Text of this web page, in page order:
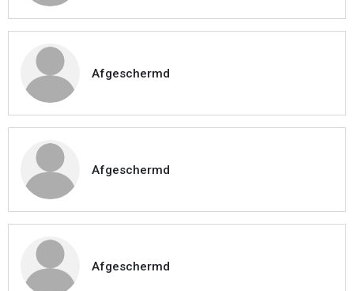
Afgeschermd
Afgeschermd
Afgeschermd